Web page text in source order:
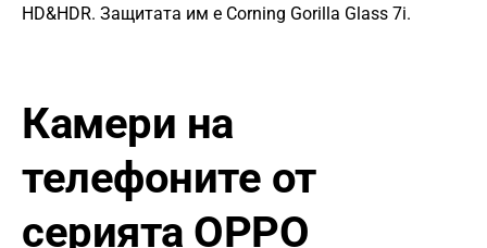
HD&HDR. Защитата им е Corning Gorilla Glass 7i.
Камери на
телефоните от
серията OPPO